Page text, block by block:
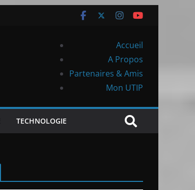
Accueil
A Propos
Partenaires & Amis
Mon UTIP
TECHNOLOGIE